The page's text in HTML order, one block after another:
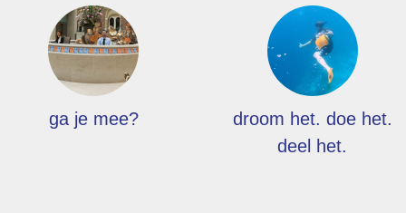
ga je mee?
droom het. doe het.
deel het.